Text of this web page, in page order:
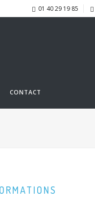
01 40 29 19 85
CONTACT